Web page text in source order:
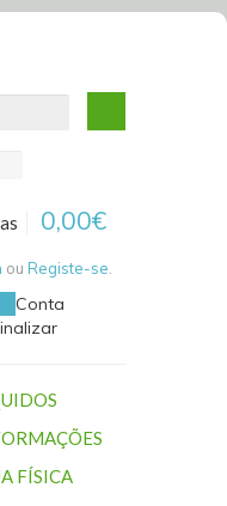
0,00€
ou Registe-se
Conta
FÍSICA